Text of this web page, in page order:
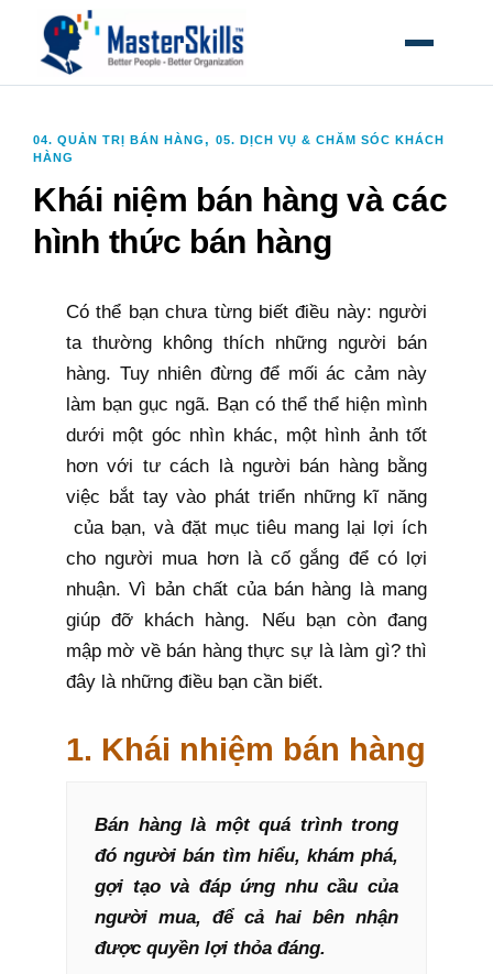
MỞ MENU
04. QUẢN TRỊ BÁN HÀNG, 05. DỊCH VỤ & CHĂM SÓC KHÁCH
HÀNG
Khái niệm bán hàng và các
hình thức bán hàng
Có thể bạn chưa từng biết điều này: người
ta thường không thích những người bán
hàng. Tuy nhiên đừng để mối ác cảm này
làm bạn gục ngã. Bạn có thể thể hiện mình
dưới một góc nhìn khác, một hình ảnh tốt
hơn với tư cách là người bán hàng bằng
việc bắt tay vào phát triển những kĩ năng
của bạn, và đặt mục tiêu mang lại lợi ích
cho người mua hơn là cố gắng để có lợi
nhuận. Vì bản chất của bán hàng là mang
giúp đỡ khách hàng. Nếu bạn còn đang
mập mờ về bán hàng thực sự là làm gì? thì
đây là những điều bạn cần biết.
1. Khái nhiệm bán hàng
Bán hàng là một quá trình trong
đó người bán tìm hiểu, khám phá,
gợi tạo và đáp ứng nhu cầu của
người mua, để cả hai bên nhận
được quyền lợi thỏa đáng.